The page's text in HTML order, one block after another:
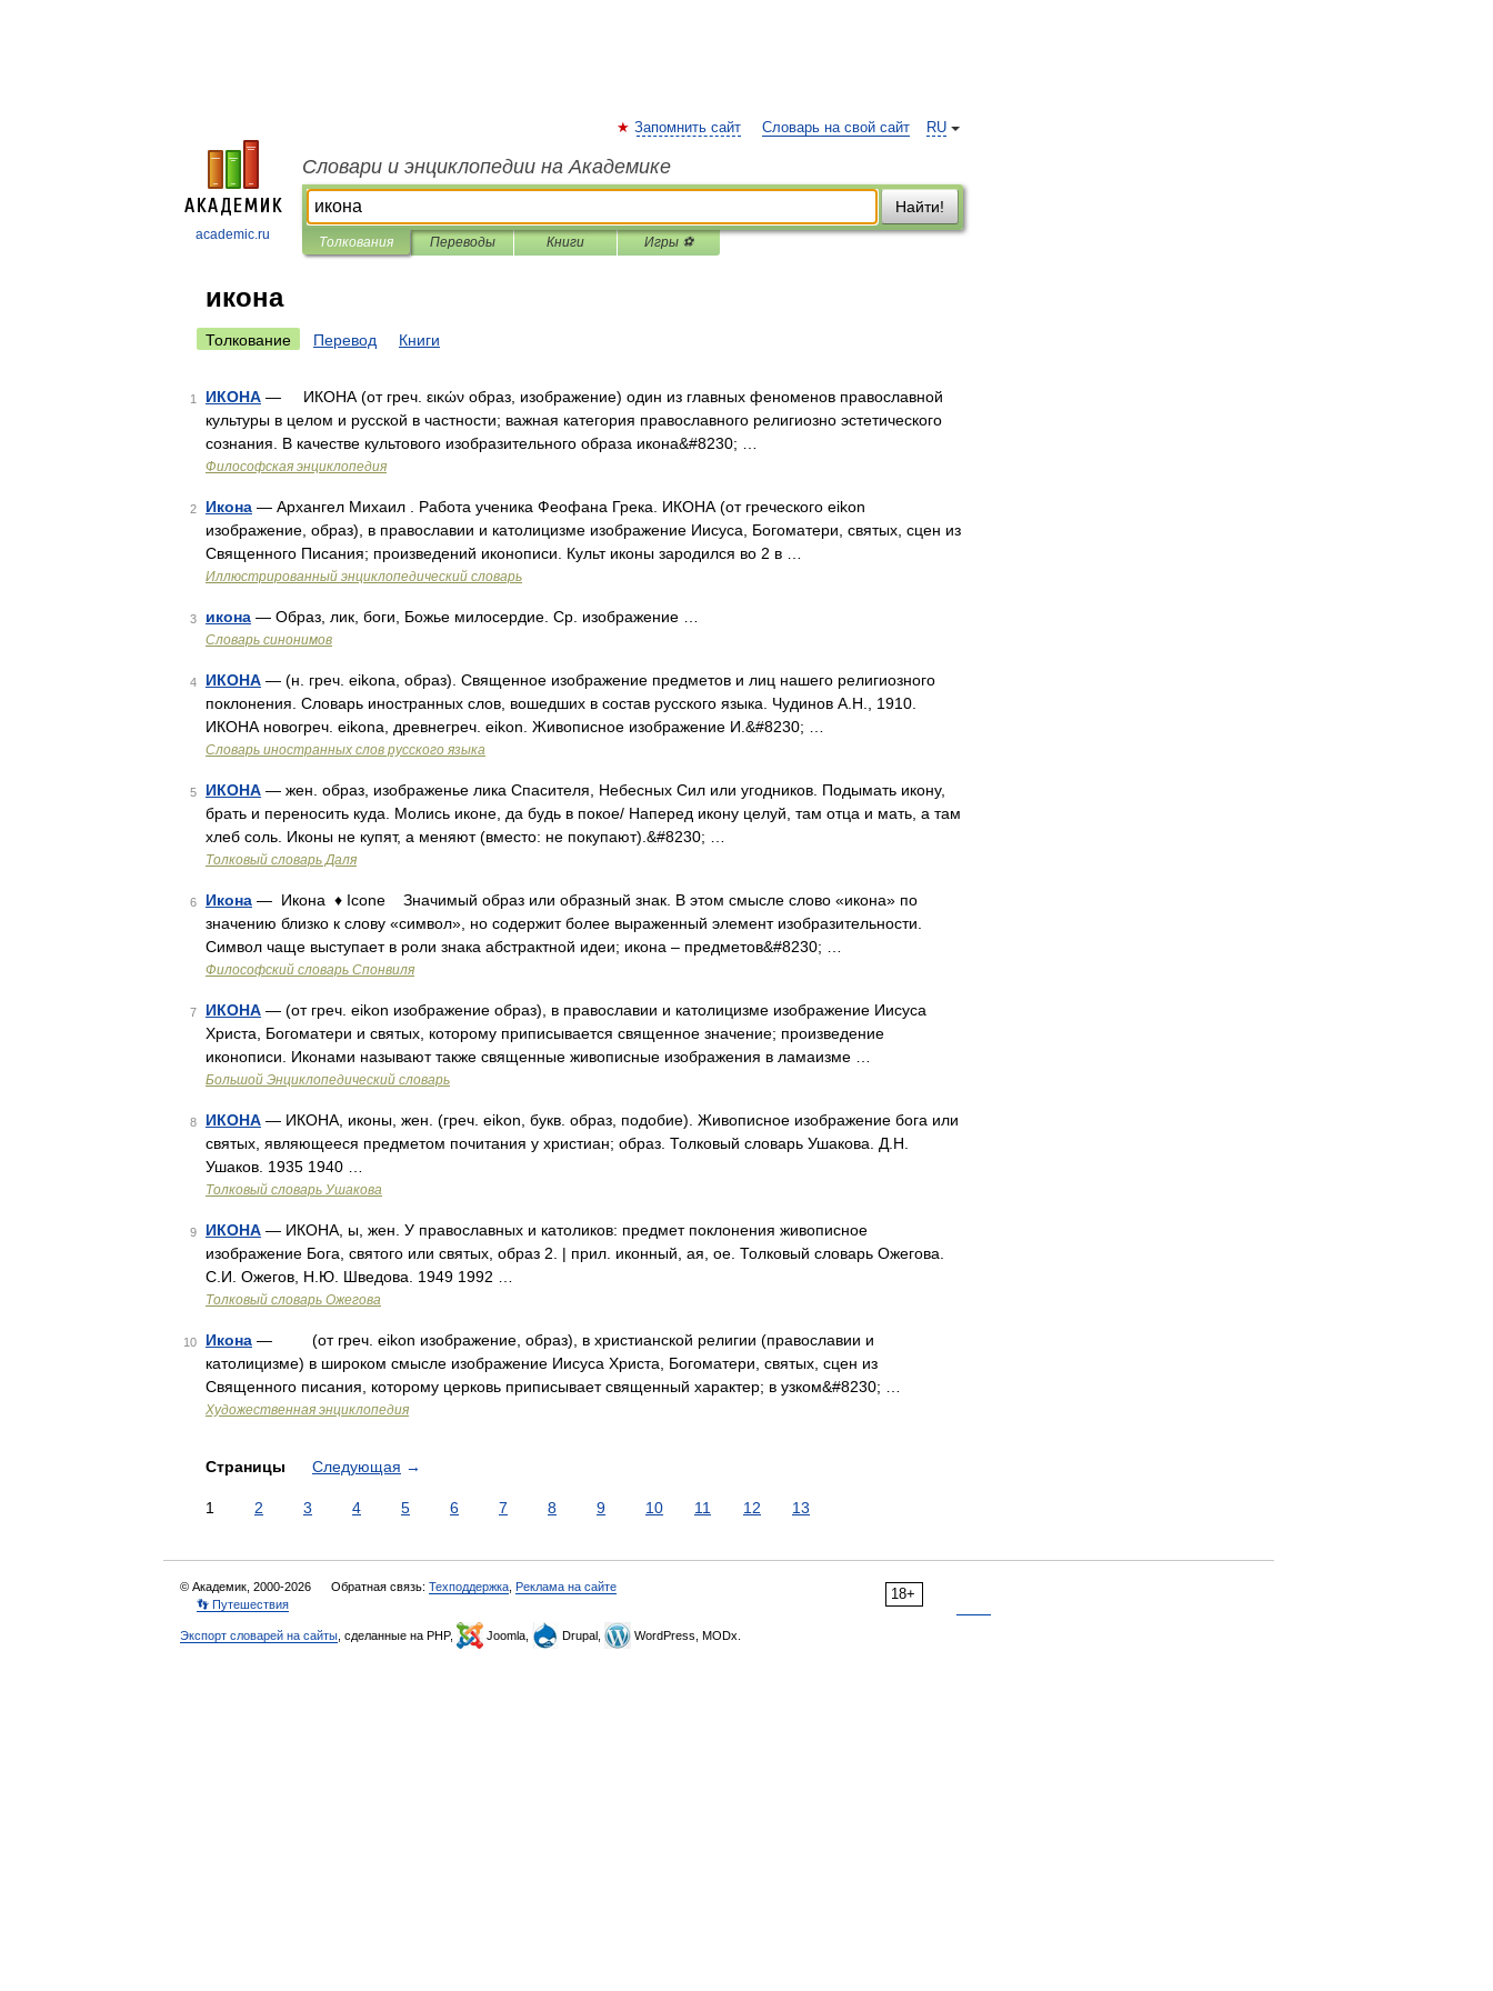
academic.ru
RU
Запомнить сайт Словарь на свой сайт
Словари и энциклопедии на Академике
Найти!
Толкования Переводы Книги Игры ⚽
икона
Толкование Перевод Книги
1 ИКОНА — ИКОНА (от греч. εικών образ, изображение) один из главных феноменов православной
культуры в целом и русской в частности; важная категория православного религиозно эстетического
сознания. В качестве культового изобразительного образа икона&#8230; …
Философская энциклопедия
2 Икона — Архангел Михаил . Работа ученика Феофана Грека. ИКОНА (от греческого eikon
изображение, образ), в православии и католицизме изображение Иисуса, Богоматери, святых, сцен из
Священного Писания; произведений иконописи. Культ иконы зародился во 2 в …
Иллюстрированный энциклопедический словарь
3 икона — Образ, лик, боги, Божье милосердие. Ср. изображение …
Словарь синонимов
4 ИКОНА — (н. греч. eikona, образ). Священное изображение предметов и лиц нашего религиозного
поклонения. Словарь иностранных слов, вошедших в состав русского языка. Чудинов А.Н., 1910.
ИКОНА новогреч. eikona, древнегреч. eikon. Живописное изображение И.&#8230; …
Словарь иностранных слов русского языка
5 ИКОНА — жен. образ, изображенье лика Спасителя, Небесных Сил или угодников. Подымать икону,
брать и переносить куда. Молись иконе, да будь в покое/ Наперед икону целуй, там отца и мать, а там
хлеб соль. Иконы не купят, а меняют (вместо: не покупают).&#8230; …
Толковый словарь Даля
6 Икона — Икона ♦ Icоne Значимый образ или образный знак. В этом смысле слово «икона» по
значению близко к слову «символ», но содержит более выраженный элемент изобразительности.
Символ чаще выступает в роли знака абстрактной идеи; икона – предметов&#8230; …
Философский словарь Спонвиля
7 ИКОНА — (от греч. eikon изображение образ), в православии и католицизме изображение Иисуса
Христа, Богоматери и святых, которому приписывается священное значение; произведение
иконописи. Иконами называют также священные живописные изображения в ламаизме …
Большой Энциклопедический словарь
8 ИКОНА — ИКОНА, иконы, жен. (греч. eikon, букв. образ, подобие). Живописное изображение бога или
святых, являющееся предметом почитания у христиан; образ. Толковый словарь Ушакова. Д.Н.
Ушаков. 1935 1940 …
Толковый словарь Ушакова
9 ИКОНА — ИКОНА, ы, жен. У православных и католиков: предмет поклонения живописное
изображение Бога, святого или святых, образ 2. | прил. иконный, ая, ое. Толковый словарь Ожегова.
С.И. Ожегов, Н.Ю. Шведова. 1949 1992 …
Толковый словарь Ожегова
10 Икона — (от греч. eikon изображение, образ), в христианской религии (православии и
католицизме) в широком смысле изображение Иисуса Христа, Богоматери, святых, сцен из
Священного писания, которому церковь приписывает священный характер; в узком&#8230; …
Художественная энциклопедия
Страницы Следующая →
1 2 3 4 5 6 7 8 9 10 11 12 13
18+
© Академик, 2000-2026 Обратная связь: Техподдержка Реклама на сайте
👣 Путешествия
Экспорт словарей на сайты , сделанные на PHP, Joomla, Drupal, WordPress, MODx.